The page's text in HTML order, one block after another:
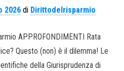
2026 di Dirittodelrisparmio
APPROFONDIMENTI Rata
Questo (non) è il dilemma! Le
della Giurisprudenza di